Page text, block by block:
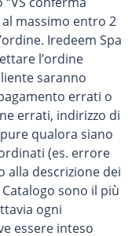
al massimo entro 2
Iredeem Spa
l’ordine
saranno
errati o
errati, indirizzo di
qualora siano
(es. errore
alla descrizione dei
sono il più
ogni
essere inteso